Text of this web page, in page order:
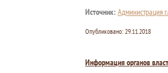
Источник: Администрация
Опубликовано: 29.11.2018
Информация органов